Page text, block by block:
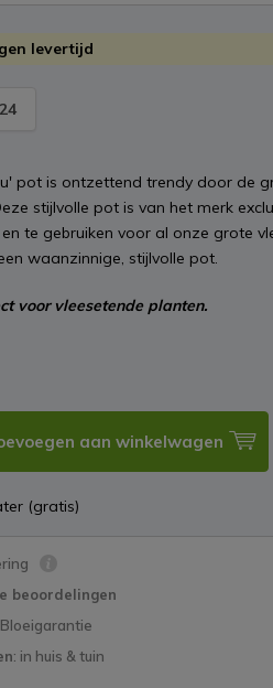
levertijd
pot is ontzettend trendy door de
stijlvolle pot is van het merk
te gebruiken voor al onze grote
waanzinnige, stijlvolle pot.
voor vleesetende planten.
aan winkelwagen
(gratis)
beoordelingen
: in huis & tuin